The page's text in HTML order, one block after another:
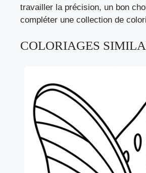
travailler la précision, un bon
compléter une collection de
COLORIAGES